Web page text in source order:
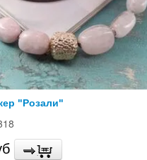
"Розали"